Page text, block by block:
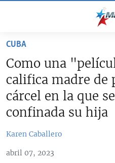
accesibilidad
contenido
principal
principal
CUBA
CUBA
DERECHOS HUMANOS
SOBRE CUBA
ESTADOS UNIDOS
ESTADOS UNIDOS
AMÉRICA LATINA
CUBA
Como una
califica madre de
cárcel en la que
confinada su hija
Karen Caballero
abril 07, 2023